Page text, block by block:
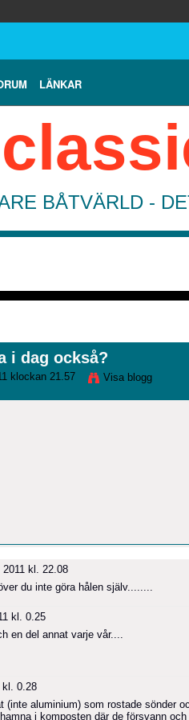
LÄNKAR
BÅTVÄRLD -
i dag också?
klockan 21.57 Visa blogg
kl. 22.08
du inte göra hålen själv........
kl. 0.25
en del annat varje vår....
kl. 0.28
(inte aluminium) som rostade sönder
i komposten där de försvann och